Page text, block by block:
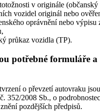
v originále (občanský
vozidel originál nebo
oprávnění nebo výpisu
průkaz vozidla (TP).
potřebné formuláře
o převzetí autovraku
352/2008 Sb., o
pozdějších předpisů.